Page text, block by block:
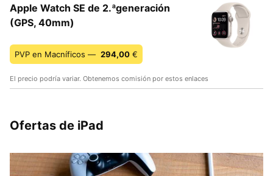
Apple Watch SE de 2.ªgeneración
(GPS, 40mm)
PVP en Macníficos — 294,00 €
El precio podría variar. Obtenemos comisión por estos enlaces
Ofertas de iPad